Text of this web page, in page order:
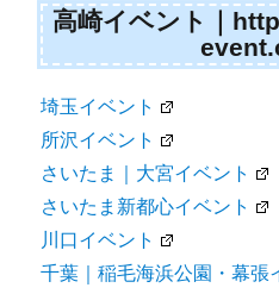
高崎イベント｜
埼玉イベント
所沢イベント
さいたま｜大宮イベント
さいたま新都心イベント
川口イベント
千葉｜稲毛海浜公園・幕張